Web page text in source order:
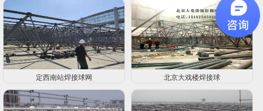
定西南站焊接球网 北京大戏楼焊接球